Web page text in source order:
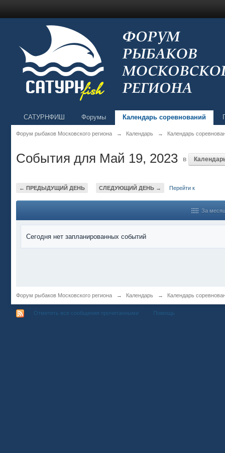
САТУРНФИШ Форумы Календарь соревнований
Форум рыбаков Московского региона → Календарь → Календарь
События для Май 19, 2023 в
← ПРЕДЫДУЩИЙ ДЕНЬ СЛЕДУЮЩИЙ ДЕНЬ → Перейти к
За месяц
Сегодня нет запланированных событий
Форум рыбаков Московского региона → Календарь → Календарь
Отметить все сообщения прочитанными Помощь